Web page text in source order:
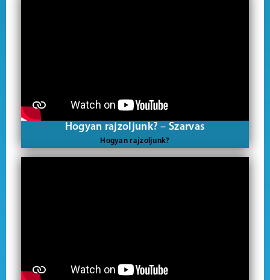
Hogyan rajzoljunk? – Szarvas
Hogyan rajzoljunk?